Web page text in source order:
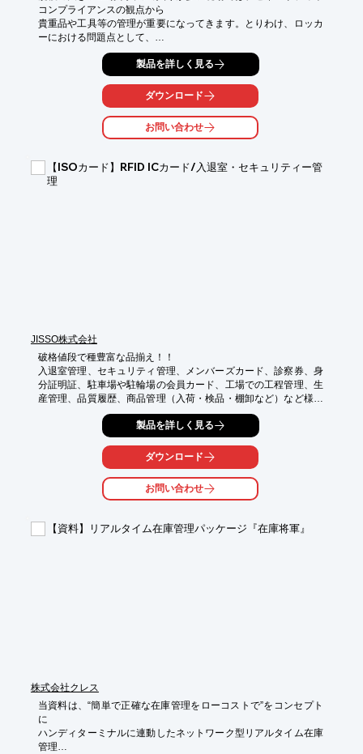
コンプライアンスの観点から
貴重品や工具等の管理が重要になってきます。とりわけ、ロッカ
ーにおける問題点として、
「ロッカーの鍵の紛失・使い回し」「退職者や異動者が鍵を返さ
ない」「私物・貴重品の盗難」
「誰がどのロッカーを使っているか不明確」「工具類の勝手な持
ち出し」等が挙げられます。
電子錠なら、こうした従来の物理鍵のデメリットをカバーし、安
全性と利便性の向上が可能です。
■オートロック：鍵のかけ忘れによる盗難防止。
■暗証番号：鍵の持ち歩きがなく、紛失のリスクや鍵交換コスト
【導入の効果】
・鍵管理の簡素化
・鍵のかけ忘れによる盗難を防止
・第三者による工具類の不正利用防止
製品を詳しく見る
ダウンロード
お問い合わせ
【ISOカード】RFID ICカード/入退室・セキュリティー管
理
JISSO株式会社
破格値段で種豊富な品揃え！！
入退室管理、セキュリティ管理、メンバーズカード、診察券、身
分証明証、駐車場や駐輪場の会員カード、工場での工程管理、生
産管理、品質履歴、商品管理（入荷・検品・棚卸など）など様々
な分野のRFIDシステムに利用できます
製品を詳しく見る
ダウンロード
お問い合わせ
【資料】リアルタイム在庫管理パッケージ『在庫将軍』
株式会社クレス
当資料は、“簡単で正確な在庫管理をローコストで”をコンセプト
に
ハンディターミナルに連動したネットワーク型リアルタイム在庫
管理